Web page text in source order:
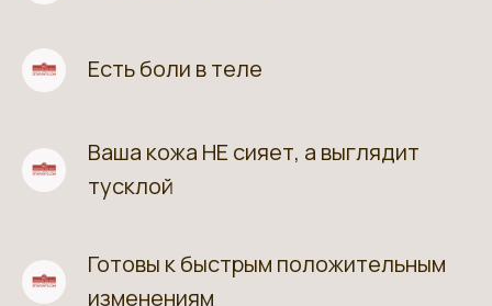
5 Есть боли в теле
6
Ваша кожа НЕ сияет, а выглядит
тусклой
7
Готовы к быстрым положительным
изменениям